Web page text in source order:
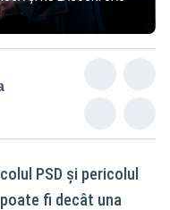
PSD și pericolul
fi decât una